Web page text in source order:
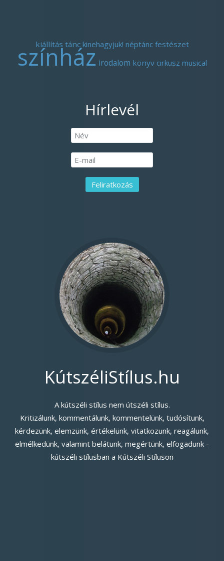
kiállítás tánc kinehagyjuk! néptánc festészet
színház irodalom könyv cirkusz musical
Hírlevél
KútszéliStílus.hu
A kútszéli stílus nem útszéli stílus.
Kritizálunk, kommentálunk, kommentelünk, tudósítunk,
kérdezünk, elemzünk, értékelünk, vitatkozunk, reagálunk,
elmélkedünk, valamint belátunk, megértünk, elfogadunk -
kútszéli stílusban a Kútszéli Stíluson